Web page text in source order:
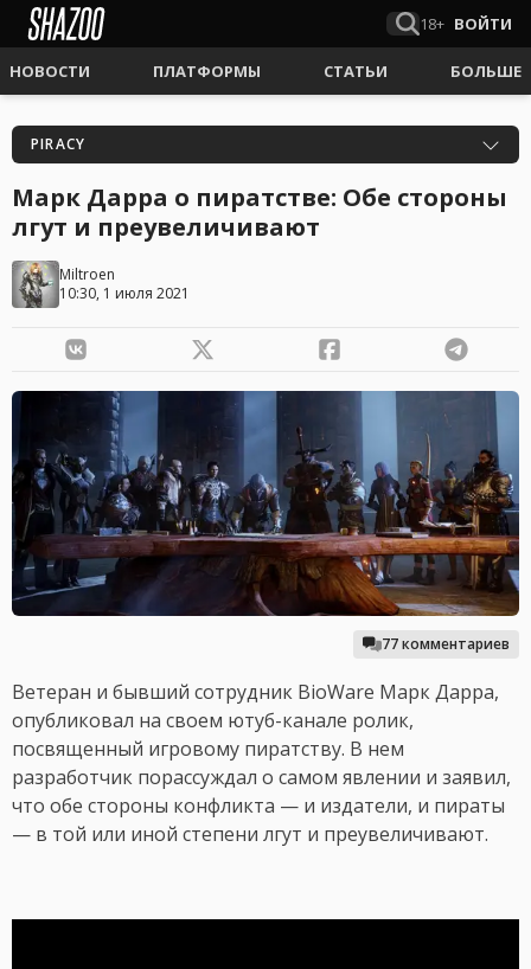
18+ ВОЙТИ
НОВОСТИ ПЛАТФОРМЫ СТАТЬИ БОЛЬШЕ
PIRACY
Марк Дарра о пиратстве: Обе стороны
лгут и преувеличивают
Miltroen
10:30, 1 июля 2021
77 комментариев
Ветеран и бывший сотрудник BioWare Марк Дарра,
опубликовал на своем ютуб-канале ролик,
посвященный игровому пиратству. В нем
разработчик порассуждал о самом явлении и заявил,
что обе стороны конфликта — и издатели, и пираты
— в той или иной степени лгут и преувеличивают.